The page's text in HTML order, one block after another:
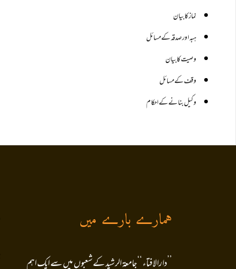
نماز کا بیان
ہبہ اور صدقہ کے مسائل
وصیت کا بیان
وقف کے مسائل
وکیل بنانے کے احکام
ہمارے بارے میں
’’دارالافتاء ‘‘جامعۃ الرشید کےشعبوں میں سے ایک اہم